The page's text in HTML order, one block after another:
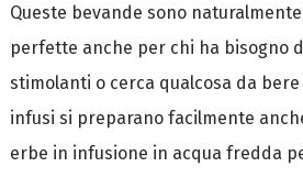
Queste bevande sono naturalmente
perfette anche per chi ha bisogno
stimolanti o cerca qualcosa da
infusi si preparano facilmente
erbe in infusione in acqua fredda